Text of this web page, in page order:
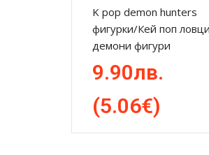
K pop demon hunters
фигурки/Кей поп
демони фигури
9.90лв.
(5.06€)